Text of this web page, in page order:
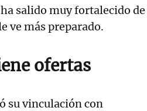
salido muy fortalecido de
ve más preparado.
ofertas
su vinculación con